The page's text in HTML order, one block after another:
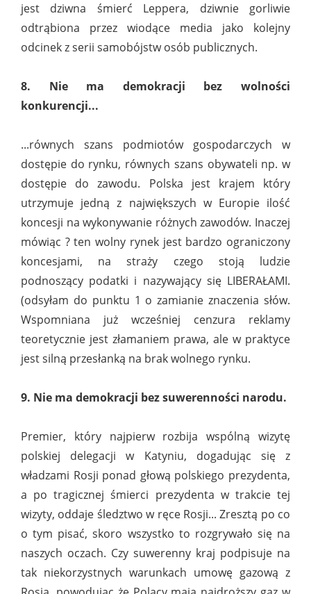
jest dziwna śmierć Leppera, dziwnie gorliwie
odtrąbiona przez wiodące media jako kolejny
odcinek z serii samobójstw osób publicznych.
8. Nie ma demokracji bez wolności
konkurencji...
...równych szans podmiotów gospodarczych w
dostępie do rynku, równych szans obywateli np. w
dostępie do zawodu. Polska jest krajem który
utrzymuje jedną z największych w Europie ilość
koncesji na wykonywanie różnych zawodów. Inaczej
mówiąc ? ten wolny rynek jest bardzo ograniczony
koncesjami, na straży czego stoją ludzie
podnoszący podatki i nazywający się LIBERAŁAMI.
(odsyłam do punktu 1 o zamianie znaczenia słów.
Wspomniana już wcześniej cenzura reklamy
teoretycznie jest złamaniem prawa, ale w praktyce
jest silną przesłanką na brak wolnego rynku.
9. Nie ma demokracji bez suwerenności narodu.
Premier, który najpierw rozbija wspólną wizytę
polskiej delegacji w Katyniu, dogadując się z
władzami Rosji ponad głową polskiego prezydenta,
a po tragicznej śmierci prezydenta w trakcie tej
wizyty, oddaje śledztwo w ręce Rosji... Zresztą po co
o tym pisać, skoro wszystko to rozgrywało się na
naszych oczach. Czy suwerenny kraj podpisuje na
tak niekorzystnych warunkach umowę gazową z